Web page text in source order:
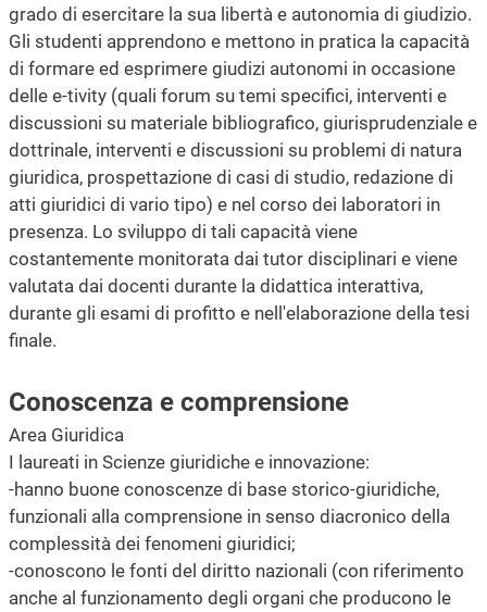
grado di esercitare la sua libertà e autonomia di giudizio.
Gli studenti apprendono e mettono in pratica la capacità
di formare ed esprimere giudizi autonomi in occasione
delle e-tivity (quali forum su temi specifici, interventi e
discussioni su materiale bibliografico, giurisprudenziale e
dottrinale, interventi e discussioni su problemi di natura
giuridica, prospettazione di casi di studio, redazione di
atti giuridici di vario tipo) e nel corso dei laboratori in
presenza. Lo sviluppo di tali capacità viene
costantemente monitorata dai tutor disciplinari e viene
valutata dai docenti durante la didattica interattiva,
durante gli esami di profitto e nell'elaborazione della tesi
finale.
Conoscenza e comprensione
Area Giuridica
I laureati in Scienze giuridiche e innovazione:
-hanno buone conoscenze di base storico-giuridiche,
funzionali alla comprensione in senso diacronico della
complessità dei fenomeni giuridici;
-conoscono le fonti del diritto nazionali (con riferimento
anche al funzionamento degli organi che producono le